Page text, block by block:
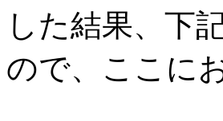
した結果、下
ので、ここに